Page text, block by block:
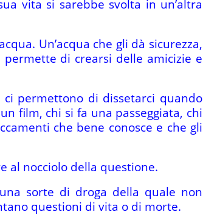
vita si sarebbe svolta in un’altra
Un’acqua che gli dà sicurezza,
di crearsi delle amicizie e
permettono di dissetarci quando
film, chi si fa una passeggiata, chi
che bene conosce e che gli
al nocciolo della questione.
sorte di droga della quale non
questioni di vita o di morte.